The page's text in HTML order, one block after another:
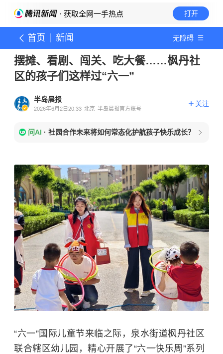
· 获取全网一手热点 打开
首页 新闻 无障碍
摆摊、看剧、闯关、吃大餐……枫丹社
区的孩子们这样过“六一”
半岛晨报
2026年6月2日20:33 北京 半岛晨报官方账号
关注
问AI · 社园合作未来将如何常态化护航孩子快乐成长？
“六一”国际儿童节来临之际，泉水街道枫丹社区
联合辖区幼儿园，精心开展了“六一快乐周”系列